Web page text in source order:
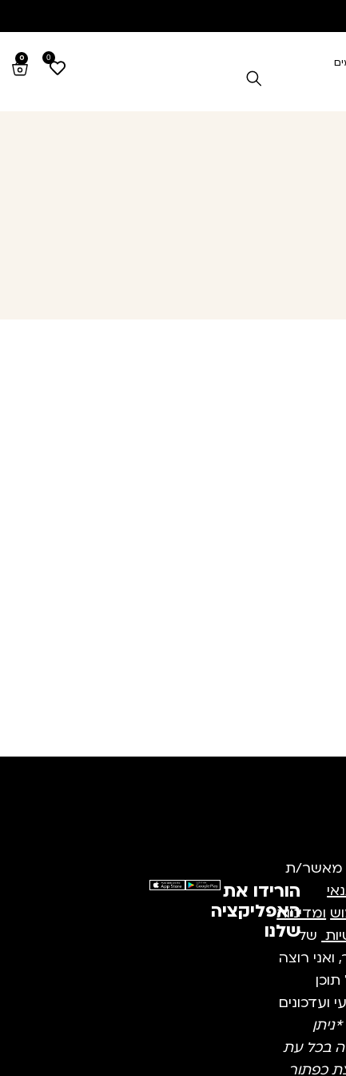
0
0
מאשר/ת
ומדיניות
של
ואני רוצה
ועדכונים
*ניתן
בכל עת
כפתור
הורידו את
האפליקציה
שלנו